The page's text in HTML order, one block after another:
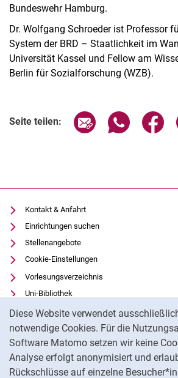
Diese Website verwendet
notwendige Cookies. Für die
Software Matomo setzen wir keine
Analyse erfolgt anonymisiert und
Rückschlüsse auf einzelne
Bundeswehr Hamburg.
Dr. Wolfgang Schroeder ist Professor
System der BRD – Staatlichkeit im
Universität Kassel und Fellow am
Berlin für Sozialforschung (WZB).
Seite teilen: Seite über E-Mail
Seite
Kontakt & Anfahrt
Einrichtungen suchen
Stellenangebote
Cookie-Einstellungen
Vorlesungsverzeichnis
Uni-Bibliothek
Moodle
Panopto
Datenschutz
Barrierefreiheit